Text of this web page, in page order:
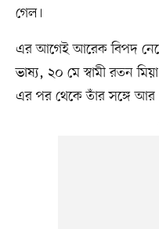
গেল।
এর আগেই আরেক বিপদ
ভাষ্য, ২০ মে স্বামী রতন
এর পর থেকে তাঁর সঙ্গে